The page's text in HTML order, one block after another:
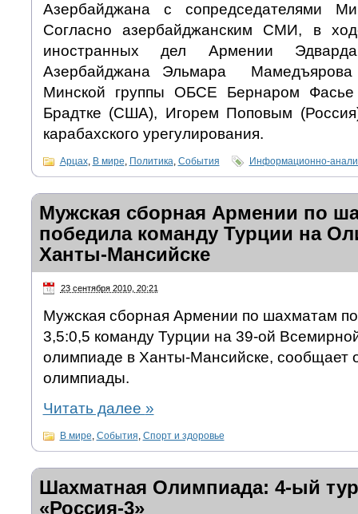
Азербайджана с сопредседателями
Согласно азербайджанским СМИ, в
иностранных дел Армении
Азербайджана Эльмара Мамедъярова
Минской группы ОБСЕ Бернаром
Брадтке (США), Игорем Поповым
карабахского урегулирования.
Арцах, В мире, Политика, События Информационно-
Мужская сборная Армении по
победила команду Турции на
Ханты-Мансийске
23 сентября 2010, 20:21
Мужская сборная Армении по шахматам
3,5:0,5 команду Турции на 39-ой
олимпиаде в Ханты-Мансийске, сообщает
олимпиады.
Читать далее »
В мире, События, Спорт и здоровье
Шахматная Олимпиада: 4-ый
«Россия-3»